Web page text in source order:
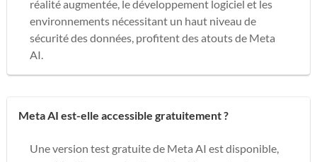
réalité augmentée, le développement logiciel et les
environnements nécessitant un haut niveau de
sécurité des données, profitent des atouts de Meta
AI.
Meta AI est-elle accessible gratuitement ?
Une version test gratuite de Meta AI est disponible,